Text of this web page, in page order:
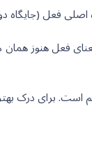
فعل هنوز همان